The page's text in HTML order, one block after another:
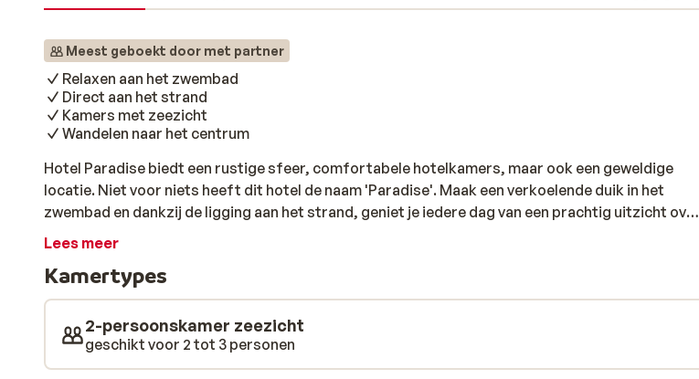
Meest geboekt door met partner
Relaxen aan het zwembad
Direct aan het strand
Kamers met zeezicht
Wandelen naar het centrum
Hotel Paradise biedt een rustige sfeer, comfortabele hotelkamers, maar ook een geweldige
locatie. Niet voor niets heeft dit hotel de naam 'Paradise'. Maak een verkoelende duik in het
zwembad en dankzij de ligging aan het strand, geniet je iedere dag van een prachtig uitzicht over
zee. Wanneer de avond valt, wandel je op je gemak naar het centrum, want ook dat ligt dichtbij. In
restaurants. Kies er eentje uit, geniet van veel verschillende gerechtjes en proost op een
geweldige vakantie. Yamas!
Lees meer
Kamertypes
2-persoonskamer zeezicht
geschikt voor 2 tot 3 personen